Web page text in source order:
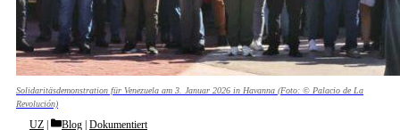
Solidaritäsdemonstration für Venezuela am 3. Januar 2026 in Havanna (Foto: © Palacio de La
Revolución)
UZ Categories
Blog Dokumentiert